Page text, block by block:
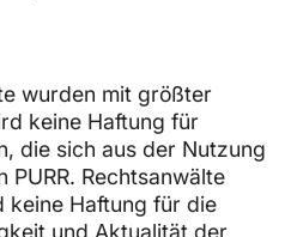
wurden mit größter
keine Haftung für
die sich aus der Nutzung
PURR. Rechtsanwälte
keine Haftung für die
und Aktualität der